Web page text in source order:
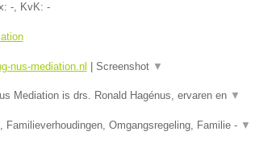
-, KvK: -
nus-mediation.nl Screenshot ▼
Mediation is drs. Ronald Hagénus, ervaren en ▼
Familieverhoudingen, Omgangsregeling, Familie - ▼